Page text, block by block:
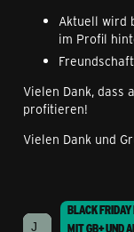
Aktuell wird
im Profil
Vielen Dank, dass
profitieren!
Vielen Dank und
BLACK
MIT GB+ UND